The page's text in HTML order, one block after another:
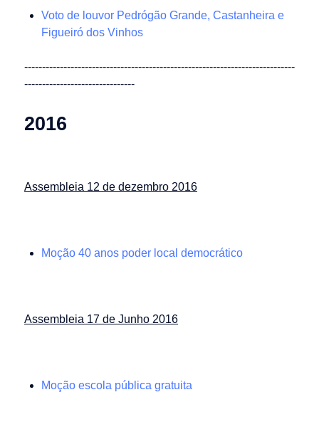
Voto de louvor Pedrógão Grande, Castanheira e
Figueiró dos Vinhos
----------------------------------------------------------------------------
-------------------------------
2016
Assembleia 12 de dezembro 2016
Moção 40 anos poder local democrático
Assembleia 17 de Junho 2016
Moção escola pública gratuita